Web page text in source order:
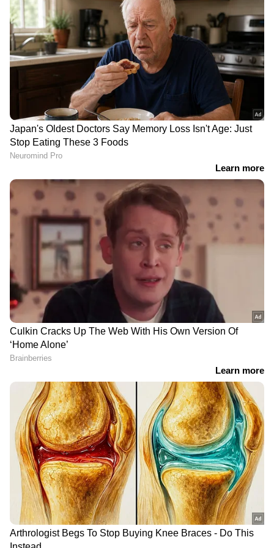
DOWNLOAD APP
കേരളത്തിലെ എല്ലാ വാർത്തകൾ
Kerala
Newsഅറിയാൻ എപ്പോഴും ഏഷ്യാനെറ്റ്
ന്യൂസ് വാർത്തകൾ. Malayalam News
തത്സമയ അപ്‌ഡേറ്റുകളും ആഴത്തിലുള്ള
വിശകലനവും സമഗ്രമായ റിപ്പോർട്ടിംഗും —
എല്ലാം ഒരൊറ്റ സ്ഥലത്ത്. ഏത് സമയത്തും,
എവിടെയും വിശ്വസനീയമായ വാർത്തകൾ
ലഭിക്കാൻ
Asianet News Malayalam
RECOMMENDED STORIES